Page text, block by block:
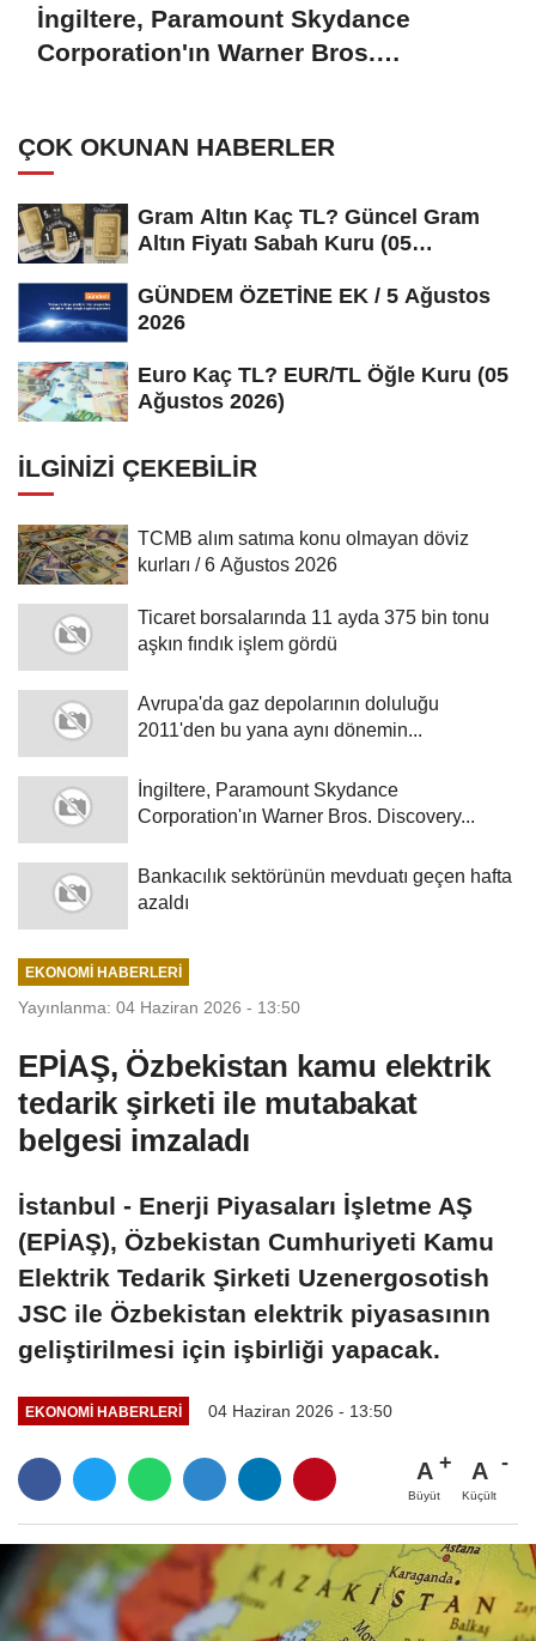
İngiltere, Paramount Skydance
Corporation'ın Warner Bros.
ÇOK OKUNAN HABERLER
Gram Altın Kaç TL? Güncel Gram
Altın Fiyatı Sabah Kuru (05
GÜNDEM ÖZETİNE EK / 5 Ağustos
2026
Euro Kaç TL? EUR/TL Öğle Kuru (05
Ağustos 2026)
İLGINIZI ÇEKEBILIR
TCMB alım satıma konu olmayan döviz
kurları / 6 Ağustos 2026
Ticaret borsalarında 11 ayda 375 bin tonu
aşkın fındık işlem gördü
Avrupa'da gaz depolarının doluluğu
2011'den bu yana aynı dönemin...
İngiltere, Paramount Skydance
Corporation'ın Warner Bros. Discovery...
Bankacılık sektörünün mevduatı geçen hafta
azaldı
EKONOMI HABERLERI
Yayınlanma: 04 Haziran 2026 - 13:50
EPİAŞ, Özbekistan kamu elektrik
tedarik şirketi ile mutabakat
belgesi imzaladı
İstanbul - Enerji Piyasaları İşletme AŞ
(EPİAŞ), Özbekistan Cumhuriyeti Kamu
Elektrik Tedarik Şirketi Uzenergosotish
JSC ile Özbekistan elektrik piyasasının
geliştirilmesi için işbirliği yapacak.
EKONOMI HABERLERI 04 Haziran 2026 - 13:50
A
Büyüt
A
Küçült